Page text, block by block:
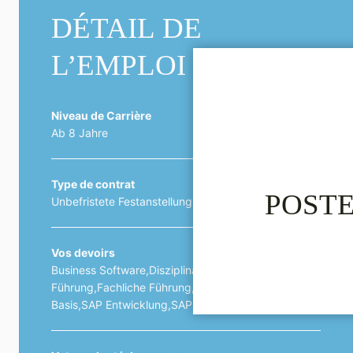
DÉTAIL DE
L’EMPLOI
Niveau de Carrière
Ab 8 Jahre
Type de contrat
Unbefristete Festanstellung
Vos devoirs
Business Software,Disziplinarische
Führung,Fachliche Führung,IT-Management,SAP
Basis,SAP Entwicklung,SAP Modulbetreuung